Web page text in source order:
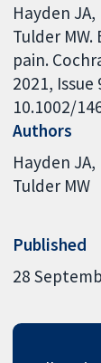
Hayden JA,
Tulder
pain.
2021, Issue
10.1002/
Authors
Hayden JA
Tulder MW
Published
28